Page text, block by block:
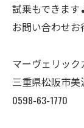
試乗もできます
お問い合わせ
マーヴェリック
三重県松阪市美
0598-63-1770